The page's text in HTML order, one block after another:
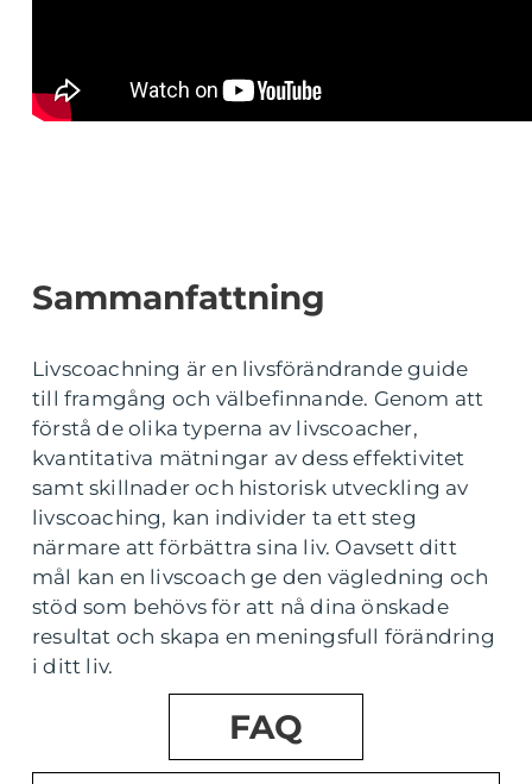
Sammanfattning
Livscoachning är en livsförändrande guide
till framgång och välbefinnande. Genom att
förstå de olika typerna av livscoacher,
kvantitativa mätningar av dess effektivitet
samt skillnader och historisk utveckling av
livscoaching, kan individer ta ett steg
närmare att förbättra sina liv. Oavsett ditt
mål kan en livscoach ge den vägledning och
stöd som behövs för att nå dina önskade
resultat och skapa en meningsfull förändring
i ditt liv.
FAQ